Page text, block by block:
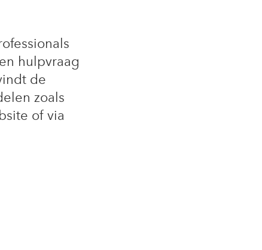
hulpvraag
de
zoals
of via